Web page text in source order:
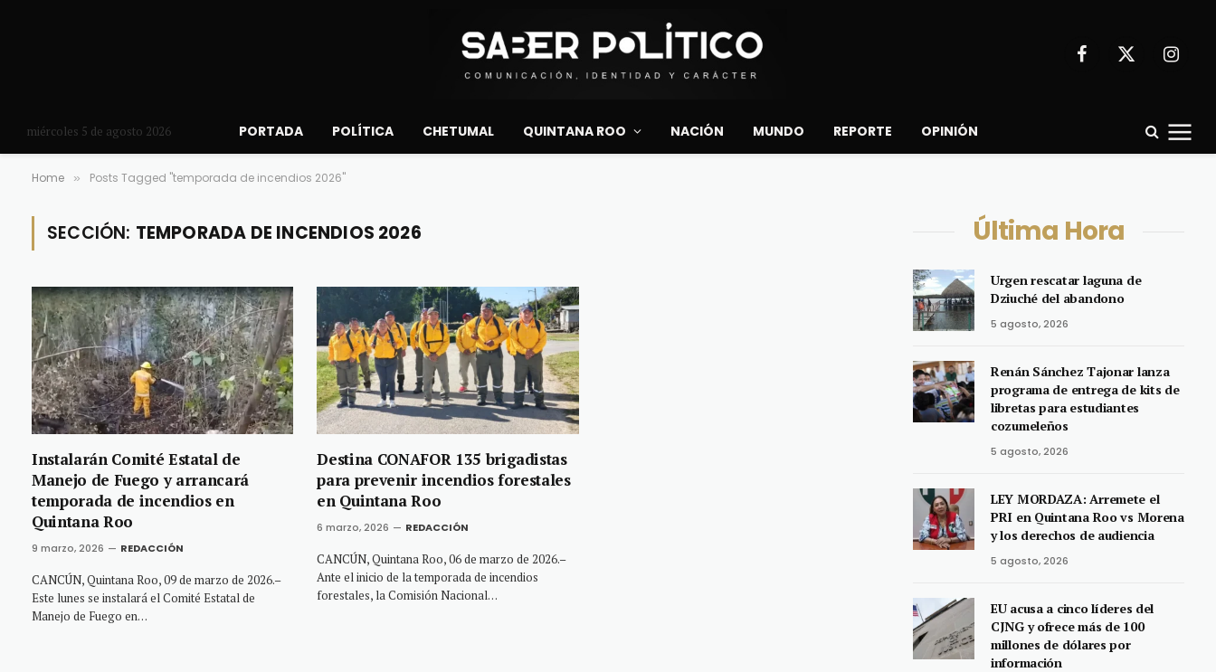
Facebook
X
miércoles 5 de agosto 2026 PORTADA POLÍTICA CHETUMAL QUINTANA ROO NACIÓN MUNDO REPORTE OPINIÓN
Home » Posts Tagged "temporada de incendios 2026"
SECCIÓN: TEMPORADA DE INCENDIOS 2026
Instalarán Comité Estatal de
Manejo de Fuego y arrancará
temporada de incendios en
Quintana Roo
9 marzo, 2026 REDACCIÓN
CANCÚN, Quintana Roo, 09 de marzo de 2026.–
Este lunes se instalará el Comité Estatal de
Manejo de Fuego en…
Destina CONAFOR 135 brigadistas
para prevenir incendios forestales
en Quintana Roo
6 marzo, 2026 REDACCIÓN
CANCÚN, Quintana Roo, 06 de marzo de 2026.–
Ante el inicio de la temporada de incendios
forestales, la Comisión Nacional…
Última Hora
Urgen rescatar laguna de
Dziuché del abandono
5 agosto, 2026
Renán Sánchez Tajonar lanza
programa de entrega de kits de
libretas para estudiantes
cozumeleños
5 agosto, 2026
LEY MORDAZA: Arremete el
PRI en Quintana Roo vs Morena
y los derechos de audiencia
5 agosto, 2026
EU acusa a cinco líderes del
CJNG y ofrece más de 100
millones de dólares por
información